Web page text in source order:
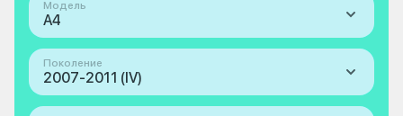
Модель
A4
Поколение
2007-2011 (IV)